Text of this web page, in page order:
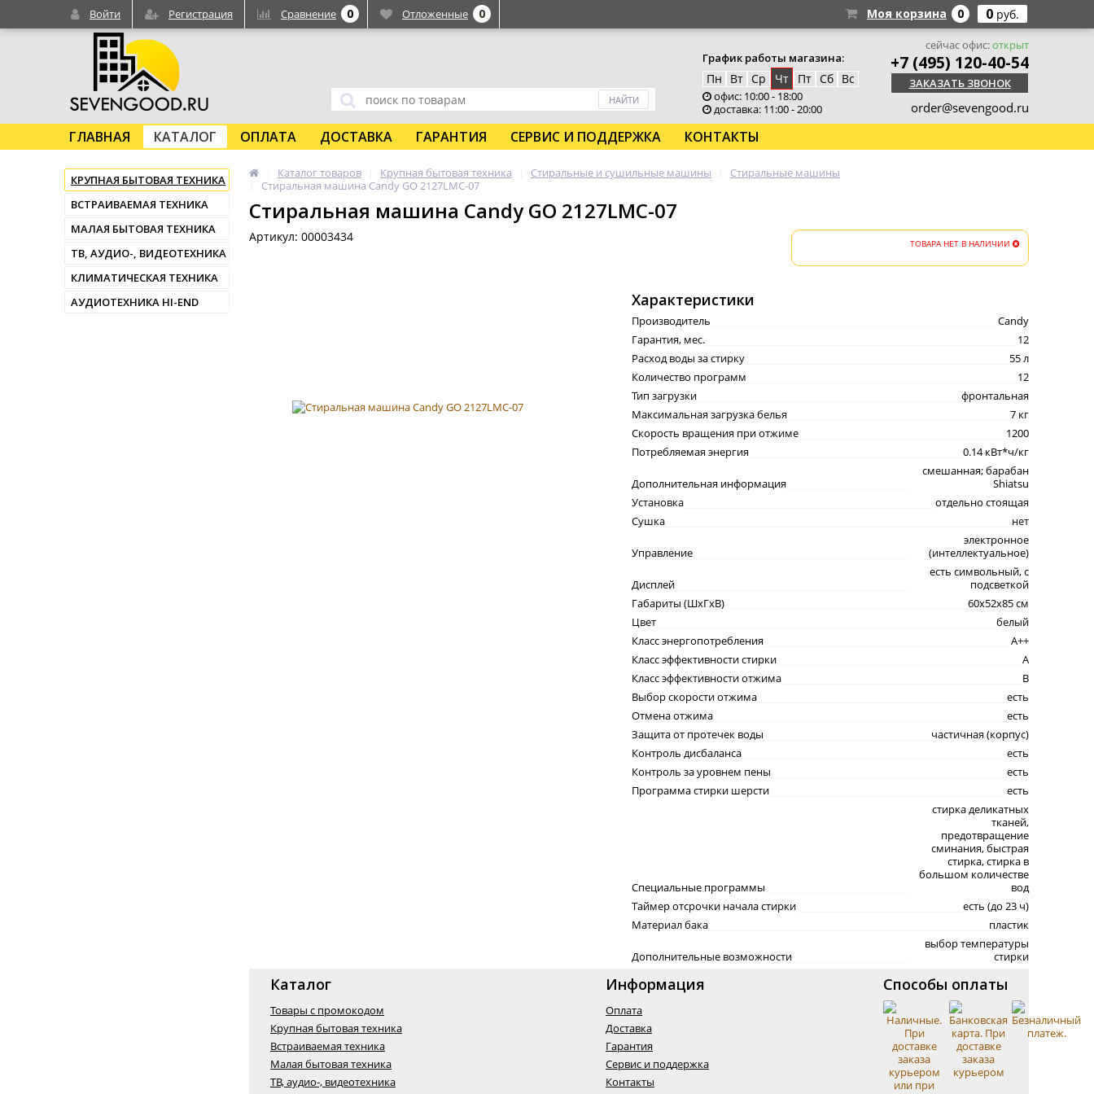
График работы магазина:
Пн Вт Ср Чт Пт Сб Вс
офис: 10:00 - 18:00
доставка: 11:00 - 20:00
сейчас офис:открыт
+7 (495) 120-40-54
ЗАКАЗАТЬ ЗВОНОК
order@sevengood.ru
ГЛАВНАЯ КАТАЛОГ ОПЛАТА ДОСТАВКА ГАРАНТИЯ СЕРВИС И ПОДДЕРЖКА КОНТАКТЫ
КРУПНАЯ БЫТОВАЯ ТЕХНИКА
ВСТРАИВАЕМАЯ ТЕХНИКА
МАЛАЯ БЫТОВАЯ ТЕХНИКА
ТВ, АУДИО-, ВИДЕОТЕХНИКА
КЛИМАТИЧЕСКАЯ ТЕХНИКА
АУДИОТЕХНИКА HI-END
Каталог товаров Крупная бытовая техника Стиральные и сушильные машины
Стиральные машины
Стиральная машина Candy GO 2127LMC-07
Стиральная машина Candy GO 2127LMC-07
Артикул: 00003434 ТОВАРА НЕТ В НАЛИЧИИ
Характеристики
Производитель
Candy
Гарантия, мес.
12
Расход воды за стирку
55 л
Количество программ
12
Тип загрузки
фронтальная
Максимальная загрузка белья
7 кг
Скорость вращения при отжиме
1200
Потребляемая энергия
0.14 кВт*ч/кг
Дополнительная информация
смешанная; барабан
Shiatsu
Установка
отдельно стоящая
Сушка
нет
Управление
электронное
(интеллектуальное)
Дисплей
есть символьный, с
подсветкой
Габариты (ШxГxВ)
60x52x85 см
Цвет
белый
Класс энергопотребления
A++
Класс эффективности стирки
A
Класс эффективности отжима
B
Выбор скорости отжима
есть
Отмена отжима
есть
Защита от протечек воды
частичная (корпус)
Контроль дисбаланса
есть
Контроль за уровнем пены
есть
Программа стирки шерсти
есть
Специальные программы
стирка деликатных
тканей,
предотвращение
сминания, быстрая
стирка, стирка в
большом количестве
вод
Таймер отсрочки начала стирки
есть (до 23 ч)
Материал бака
пластик
Дополнительные возможности
выбор температуры
стирки
Каталог
Товары с промокодом
Крупная бытовая техника
Встраиваемая техника
Малая бытовая техника
ТВ, аудио-, видеотехника
Информация
Оплата
Доставка
Гарантия
Сервис и поддержка
Контакты
Способы оплаты
Войти Регистрация Сравнение 0 Отложенные 0 Моя корзина 0 0 руб.